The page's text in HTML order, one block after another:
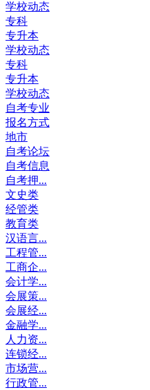
学校动态
专科
专升本
学校动态
专科
专升本
学校动态
自考专业
报名方式
地市
自考论坛
自考信息
自考押...
文史类
经管类
教育类
汉语言...
工程管...
工商企...
会计学...
会展策...
会展经...
金融学...
人力资...
连锁经...
市场营...
行政管...